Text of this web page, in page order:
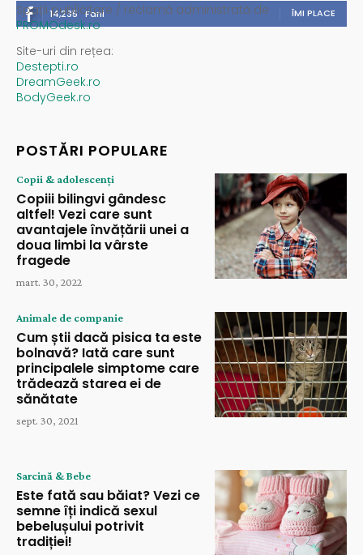
14,235 Fani ÎMI PLACE
Spații publicitare / reclamă administrată de
PROMOdesk.ro
Site-uri din rețea:
Destepti.ro
DreamGeek.ro
BodyGeek.ro
POSTĂRI POPULARE
Copii & adolescenți
Copiii bilingvi gândesc
altfel! Vezi care sunt
avantajele învățării unei a
doua limbi la vârste
fragede
mart. 30, 2022
Animale de companie
Cum știi dacă pisica ta este
bolnavă? Iată care sunt
principalele simptome care
trădează starea ei de
sănătate
sept. 30, 2021
Sarcină & Bebe
Este fată sau băiat? Vezi ce
semne îți indică sexul
bebelușului potrivit
tradiției!